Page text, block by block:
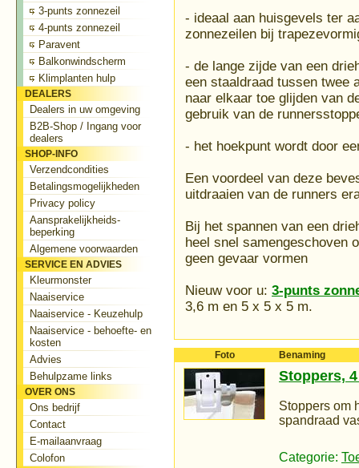
- ideaal aan huisgevels ter
zonnezeilen bij
- de lange zijde van een
een staaldraad tussen twee
naar elkaar toe glijden van
gebruik van de
- het hoekpunt wordt door
Een voordeel van deze
uitdraaien van de runners
Bij het spannen van een
heel snel samengeschoven
geen gevaar vormen
Nieuw voor u: 3-punts
3,6 m en 5 x 5 x 5 m.
Foto Benaming
Stoppers,
Stoppers om
spandraad
Categorie:
3-punts zonnezeil
4-punts zonnezeil
Paravent
Balkonwindscherm
Klimplanten hulp
DEALERS
Dealers in uw omgeving
B2B-Shop / Ingang voor
dealers
SHOP-INFO
Verzendcondities
Betalingsmogelijkheden
Privacy policy
Aansprakelijkheids-
beperking
Algemene voorwaarden
SERVICE EN ADVIES
Kleurmonster
Naaiservice
Naaiservice - Keuzehulp
Naaiservice - behoefte- en
kosten
Advies
Behulpzame links
OVER ONS
Ons bedrijf
Contact
E-mailaanvraag
Colofon